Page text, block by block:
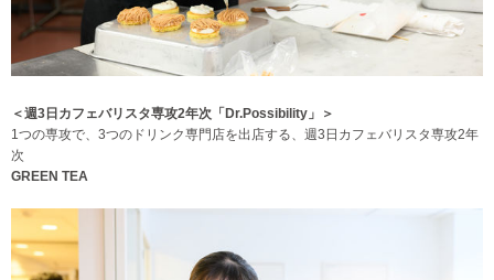
＜週3日カフェバリスタ専攻2年次「Dr.Possibility」＞
1つの専攻で、3つのドリンク専門店を出店する、週3日カフェバリスタ専攻2年
次
GREEN TEA